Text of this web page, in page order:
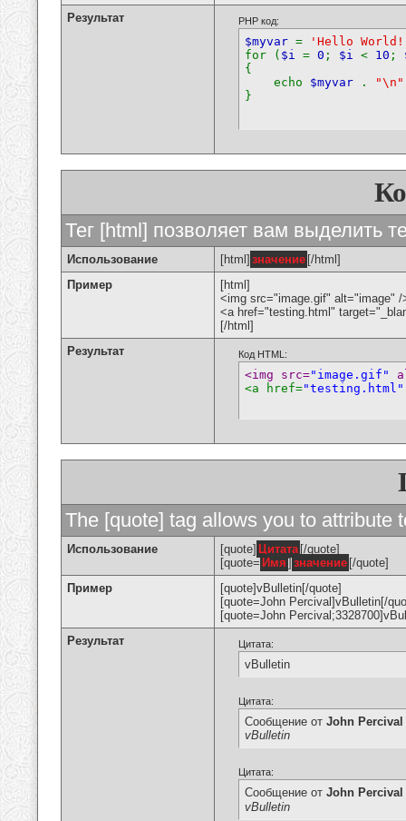
Результат
PHP код:
$myvar =
'Hello
for ( $i = 0 ; $i < 10 ;
{
echo $myvar . "\n"
}
Тег [html] позволяет вам выделить
Использование [html] значение [/html]
Пример
[html]
<img src="image.gif" alt="image" /
<a href="testing.html"
[/html]
Результат
Код HTML:
<img src="image.gif"
<a href="testing.html"
The [quote] tag allows you to attribute
Использование [quote] Цитата [/quote]
[quote= Имя ] значение [/quote]
Пример
[quote]vBulletin[/quote]
[quote=John Percival]vBulletin[/
[quote=John
Результат
Цитата:
vBulletin
Цитата:
Сообщение от John Percival
vBulletin
Цитата:
Сообщение от John Percival
vBulletin